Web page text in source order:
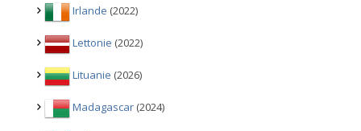
Irlande (2022)
Lettonie (2022)
Lituanie (2026)
Madagascar (2024)